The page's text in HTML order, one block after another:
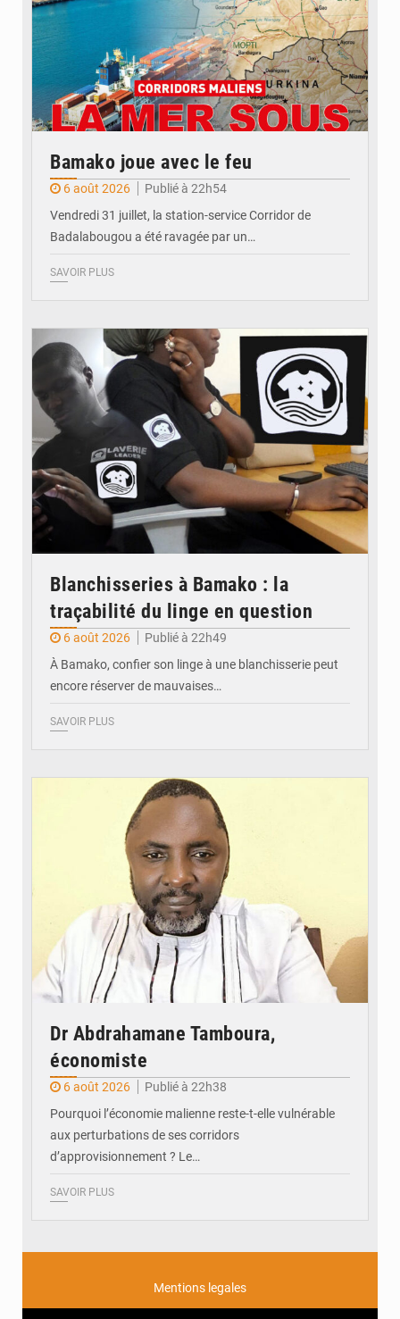
Bamako joue avec le feu
6 août 2026
Publié à 22h54
Vendredi 31 juillet, la station-service Corridor de
Badalabougou a été ravagée par un…
SAVOIR PLUS
Blanchisseries à Bamako : la
traçabilité du linge en question
6 août 2026
Publié à 22h49
À Bamako, confier son linge à une blanchisserie peut
encore réserver de mauvaises…
SAVOIR PLUS
Dr Abdrahamane Tamboura,
économiste
6 août 2026
Publié à 22h38
Pourquoi l’économie malienne reste-t-elle vulnérable
aux perturbations de ses corridors
d’approvisionnement ? Le…
SAVOIR PLUS
Mentions legales